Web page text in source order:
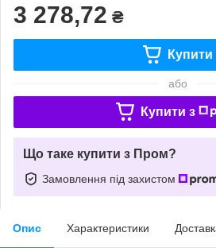
3 278,72 ₴
Купити
або
Купити з
Що таке купити з Пром?
Замовлення під захистом
Опис Характеристики